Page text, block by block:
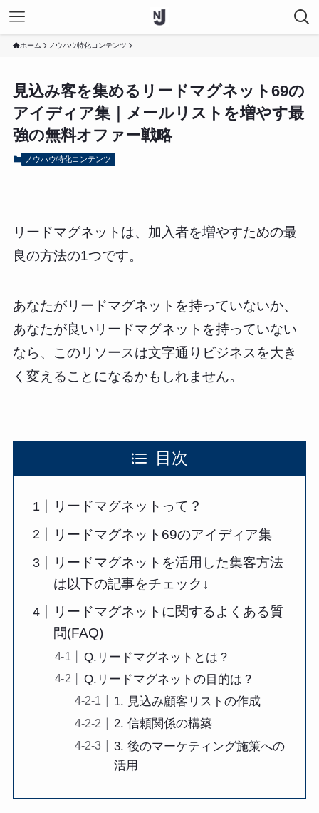
ホーム ノウハウ特化コンテンツ
見込み客を集めるリードマグネット69の
アイディア集｜メールリストを増やす最
強の無料オファー戦略
ノウハウ特化コンテンツ
リードマグネットは、加入者を増やすための最
良の方法の1つです。
あなたがリードマグネットを持っていないか、
あなたが良いリードマグネットを持っていない
なら、このリソースは文字通りビジネスを大き
く変えることになるかもしれません。
目次
リードマグネットって？
リードマグネット69のアイディア集
リードマグネットを活用した集客方法
は以下の記事をチェック↓
リードマグネットに関するよくある質
問(FAQ)
Q.リードマグネットとは？
Q.リードマグネットの目的は？
1. 見込み顧客リストの作成
2. 信頼関係の構築
3. 後のマーケティング施策への
活用